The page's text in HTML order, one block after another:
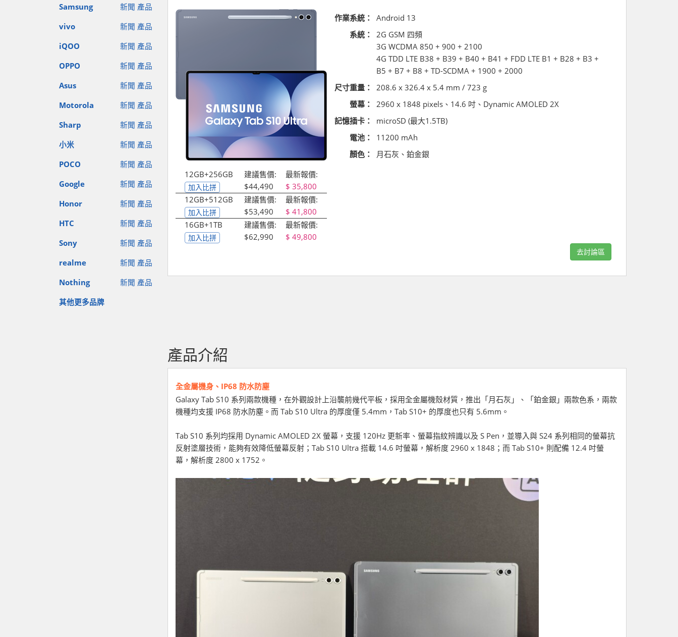
Samsung
新聞 產品
vivo
新聞 產品
iQOO
新聞 產品
OPPO
新聞 產品
Asus
新聞 產品
Motorola
新聞 產品
Sharp
新聞 產品
小米
新聞 產品
POCO
新聞 產品
Google
新聞 產品
Honor
新聞 產品
HTC
新聞 產品
Sony
新聞 產品
realme
新聞 產品
Nothing
新聞 產品
其他更多品牌
12GB+256GB
加入比拼
建議售價:
$44,490
最新報價:
35,800
12GB+512GB
加入比拼
建議售價:
$53,490
最新報價:
41,800
16GB+1TB
加入比拼
建議售價:
$62,990
最新報價:
49,800
作業系統：
Android 13
系統：
2G GSM 四頻
3G WCDMA 850 + 900 + 2100
4G TDD LTE B38 + B39 + B40 + B41 + FDD LTE B1 + B28 + B3 +
B5 + B7 + B8 + TD-SCDMA + 1900 + 2000
尺寸重量：
208.6 x 326.4 x 5.4 mm / 723 g
螢幕：
2960 x 1848 pixels、14.6 吋、Dynamic AMOLED 2X
記憶插卡：
microSD (最大1.5TB)
電池：
11200 mAh
顏色：
月石灰、鉑金銀
去討論區
產品介紹
全金屬機身、IP68 防水防塵
Galaxy Tab S10 系列兩款機種，在外觀設計上沿襲前幾代平板，採用全金屬機殼材質，推出「月石灰」、「鉑金銀」兩款色系，兩款
機種均支援 IP68 防水防塵。而 Tab S10 Ultra 的厚度僅 5.4mm，Tab S10+ 的厚度也只有 5.6mm。
Tab S10 系列均採用 Dynamic AMOLED 2X 螢幕，支援 120Hz 更新率、螢幕指紋辨識以及 S Pen，並導入與 S24 系列相同的螢幕抗
反射塗層技術，能夠有效降低螢幕反射；Tab S10 Ultra 搭載 14.6 吋螢幕，解析度 2960 x 1848；而 Tab S10+ 則配備 12.4 吋螢
幕，解析度 2800 x 1752。